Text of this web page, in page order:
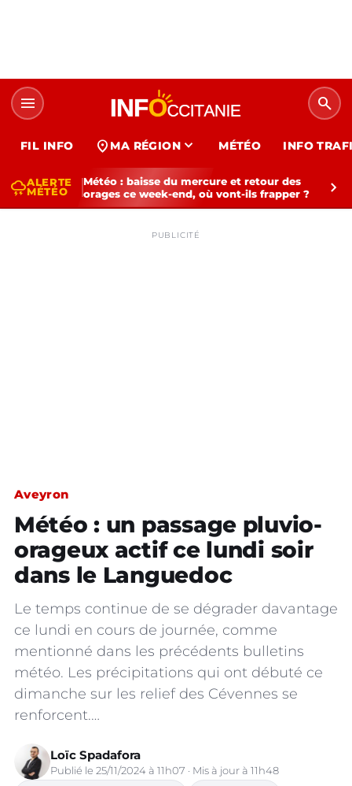
menu search
FIL INFO location_on MA RÉGION expand_more MÉTÉO INFO
thunderstormALERTE
MÉTÉO
Météo : baisse du mercure et retour des
orages ce week-end, où vont-ils frapper ?
chevron_right
PUBLICITÉ
Aveyron
Météo : un passage pluvio-
orageux actif ce lundi soir
dans le Languedoc
Le temps continue de se dégrader davantage
ce lundi en cours de journée, comme
mentionné dans les précédents bulletins
météo. Les précipitations qui ont débuté ce
dimanche sur les relief des Cévennes se
renforcent.…
Loïc Spadafora
Publié le 25/11/2024 à 11h07 · Mis à jour à 11h48